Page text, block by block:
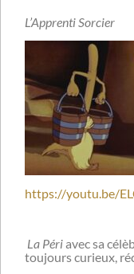
L’Apprenti Sorcier
https://youtu.be/
La Périavec sa
toujours curieux,